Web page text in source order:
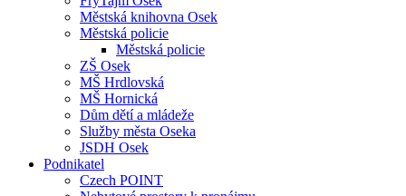
Městská knihovna Osek
Městská policie
Městská policie
ZŠ Osek
MŠ Hrdlovská
MŠ Hornická
Dům dětí a mládeže
Služby města Oseka
JSDH Osek
Podnikatel
Czech POINT